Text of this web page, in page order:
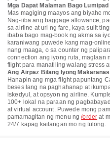
Mga Dapat Malaman Bago Lumipad
Mas magiging maayos ang biyahe
Nag-iiba ang baggage allowance,
sa airline at uri ng fare, kaya sulit
ibaba bago mag-book ng akma sa
karaniwang puwede kang mag-
nang maaga, o sa counter ng
connection ang iyong ruta, maglaan
flight para manatiling walang stress
Ang Airpaz Bilang Iyong
Hanapin ang mga flight papuntang
beses lang na paghahanap at
iskedyul, at opsyon ng airline.
100+ lokal na paraan ng
at virtual account. Puwede mong
pamamagitan ng menu ng/order at
24/7 kapag kailangan mo ng tulong.